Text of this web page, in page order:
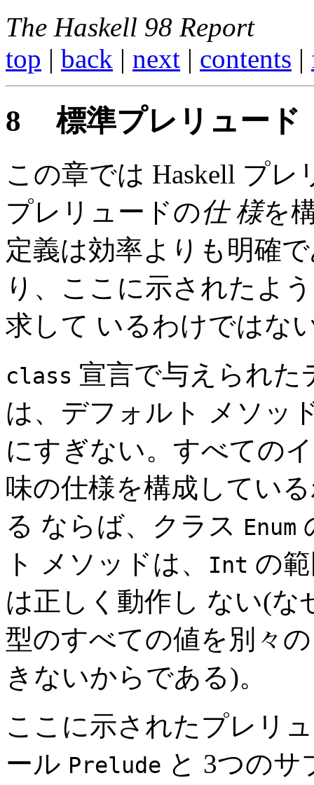
The Haskell 98 Report
top | back | next | contents |
8 標準プレリュード
この章では Haskell プ
プレリュードの仕 様を
定義は効率よりも明確
り、ここに示されたよ
求して いるわけではな
class 宣言で与えられた
は、デフォルト メソッ
にすぎない。すべての
味の仕様を構成してい
る ならば、クラス Enum
ト メソッドは、
Int の
は正しく動作し ない(な
型のすべての値を別々
きないからである)。
ここに示されたプレリ
ール Prelude と 3つの